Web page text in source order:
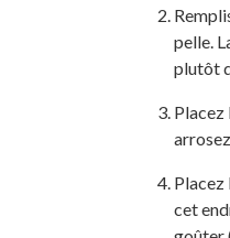
pelle.
plutôt
Placez
Placez
cet